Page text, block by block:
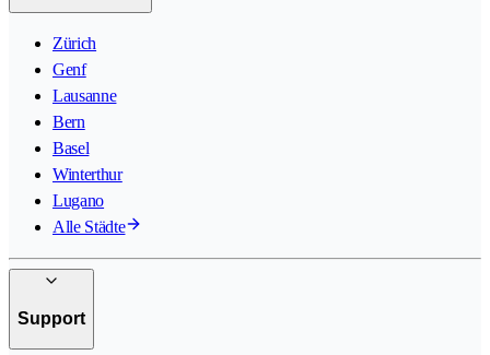
Zürich
Genf
Lausanne
Bern
Basel
Winterthur
Lugano
Alle Städte
Support